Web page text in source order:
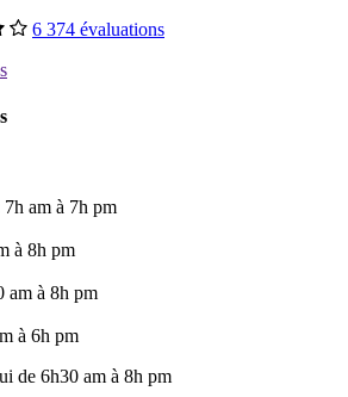
6 374 évaluations
am à 7h pm
à 8h pm
am à 8h pm
à 6h pm
de 6h30 am à 8h pm